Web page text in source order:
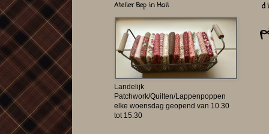
Atelier Bep in Hall
Landelijk
Patchwork/Quilten/Lappenpoppen
elke woensdag geopend van 10.30
tot 15.30